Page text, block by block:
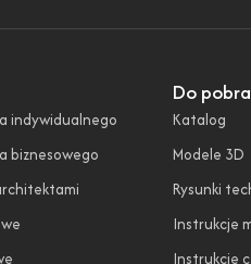
indywidualnego
biznesowego
Do
Katalog
Modele 3D
Rysunki
Instrukcje
Instrukcje